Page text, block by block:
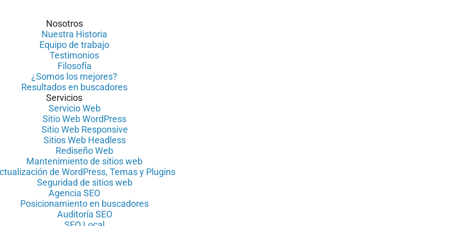
Nosotros
Nuestra Historia
Equipo de trabajo
Testimonios
Filosofía
¿Somos los mejores?
Resultados en buscadores
Servicios
Servicio Web
Sitio Web WordPress
Sitio Web Responsive
Sitios Web Headless
Rediseño Web
Mantenimiento de sitios web
de WordPress, Temas y Plugins
Seguridad de sitios web
Agencia SEO
Posicionamiento en buscadores
Auditoría SEO